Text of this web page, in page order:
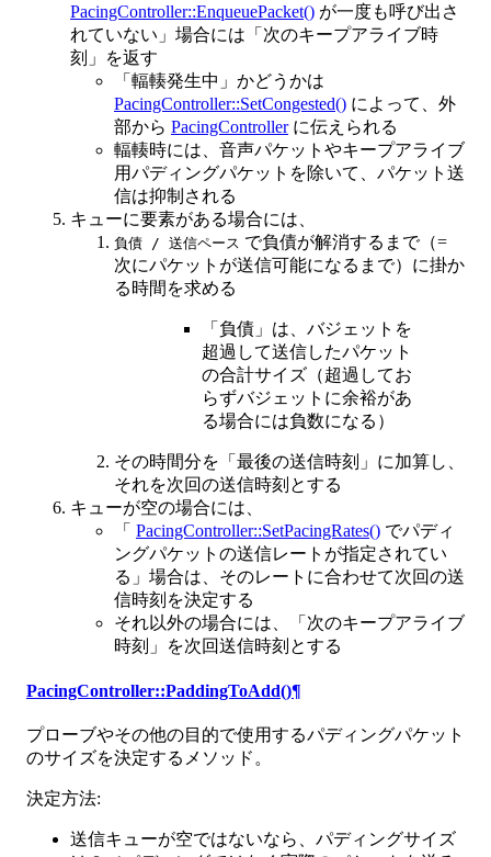
PacingController::EnqueuePacket() が一度も呼び出さ
れていない」場合には「次のキープアライブ時
刻」を返す
「輻輳発生中」かどうかは
PacingController::SetCongested() によって、外
部から PacingControllerに伝えられる
輻輳時には、音声パケットやキープアライブ
用パディングパケットを除いて、パケット送
信は抑制される
キューに要素がある場合には、
負債 / 送信ペース で負債が解消するまで（=
次にパケットが送信可能になるまで）に掛か
る時間を求める
「負債」は、バジェットを
超過して送信したパケット
の合計サイズ（超過してお
らずバジェットに余裕があ
る場合には負数になる）
その時間分を「最後の送信時刻」に加算し、
それを次回の送信時刻とする
キューが空の場合には、
「 PacingController::SetPacingRates() でパディ
ングパケットの送信レートが指定されてい
る」場合は、そのレートに合わせて次回の送
信時刻を決定する
それ以外の場合には、「次のキープアライブ
時刻」を次回送信時刻とする
PacingController::PaddingToAdd()¶
プローブやその他の目的で使用するパディングパケット
のサイズを決定するメソッド。
決定方法:
送信キューが空ではないなら、パディングサイズ